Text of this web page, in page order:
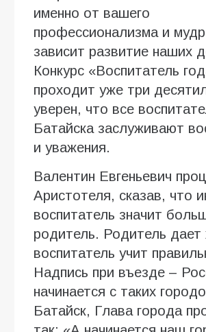
именно от вашего
профессионализма и
зависит развитие наших
Конкурс «Воспитатель
проходит уже три
уверен, что все
Батайска заслуживают
и уважения.
Валентин Евгеньевич
Аристотеля, сказав, что
воспитатель значит
родитель. Родитель дает
воспитатель учит
Надпись при въезде –
начинается с таких
Батайск, Глава города